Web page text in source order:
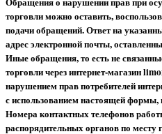
торговли можно оставить,
подачи обращений. Ответ на
адрес электронной почты,
Иные обращения, то есть не
торговли через интернет-магазин
нарушением прав потребителей
с использованием настоящей формы,
Номера контактных телефонов
распорядительных органов по месту